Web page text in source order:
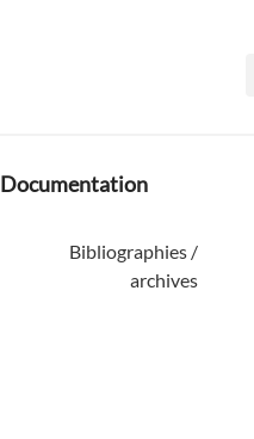
Documentation
Bibliographies /
archives